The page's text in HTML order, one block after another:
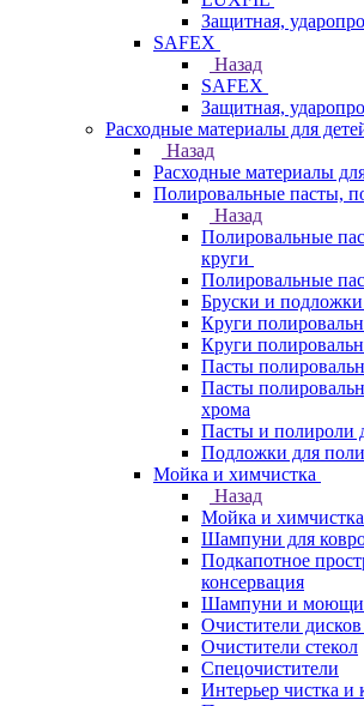
Защитная,
SAFEX
Назад
SAFEX
Защитная,
Расходные материалы для
Назад
Расходные материалы
Полировальные пасты,
Назад
Полировальные
круги
Полировальные
Бруски и
Круги
Круги
Пасты
Пасты
хрома
Пасты и полироли
Подложки для
Мойка и химчистка
Назад
Мойка и химчистка
Шампуни для
Подкапотное
консервация
Шампуни и моющие
Очистители дисков
Очистители стекол
Спецочистители
Интерьер чистка и